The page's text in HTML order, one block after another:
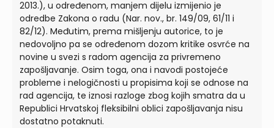
2013.), u određenom, manjem dijelu izmijenio je
odredbe Zakona o radu (Nar. nov., br. 149/09, 61/11 i
82/12). Međutim, prema mišljenju autorice, to je
nedovoljno pa se određenom dozom kritike osvrće na
novine u svezi s radom agencija za privremeno
zapošljavanje. Osim toga, ona i navodi postojeće
probleme i nelogičnosti u propisima koji se odnose na
rad agencija, te iznosi razloge zbog kojih smatra da u
Republici Hrvatskoj fleksibilni oblici zapošljavanja nisu
dostatno potaknuti.